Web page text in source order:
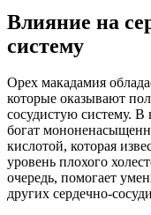
Влияние на
систему
Орех макадамия
которые оказывают
сосудистую систему. В
богат
кислотой, которая
уровень плохого
очередь, помогает
других сердечно-